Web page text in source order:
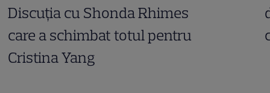
Discuția cu Shonda Rhimes
care a schimbat totul pentru
Cristina Yang